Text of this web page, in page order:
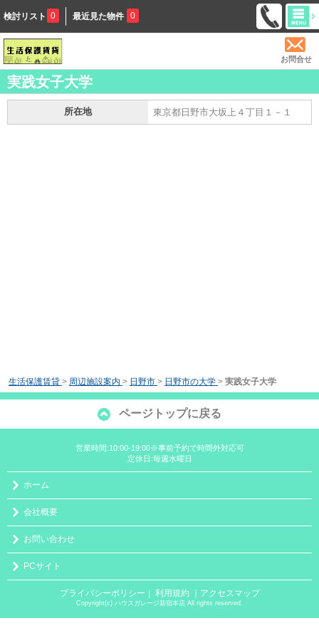
検討リスト 0 最近見た物件 0
お問合せ
実践女子大学
所在地 東京都日野市大坂上４丁目１－１
生活保護賃貸 > 周辺施設案内 > 日野市 > 日野市の大学 > 実践女子大学
ページトップに戻る
営業時間:10:00-19:00※事前予約で時間外対応可
定休日:毎週水曜日
ホーム
会社概要
お問い合わせ
PCサイト
プライバシーポリシー ｜ 利用規約 ｜アクセスマップ
Copyright(c) ハウスガレージ新宿本店 All rights reserved.